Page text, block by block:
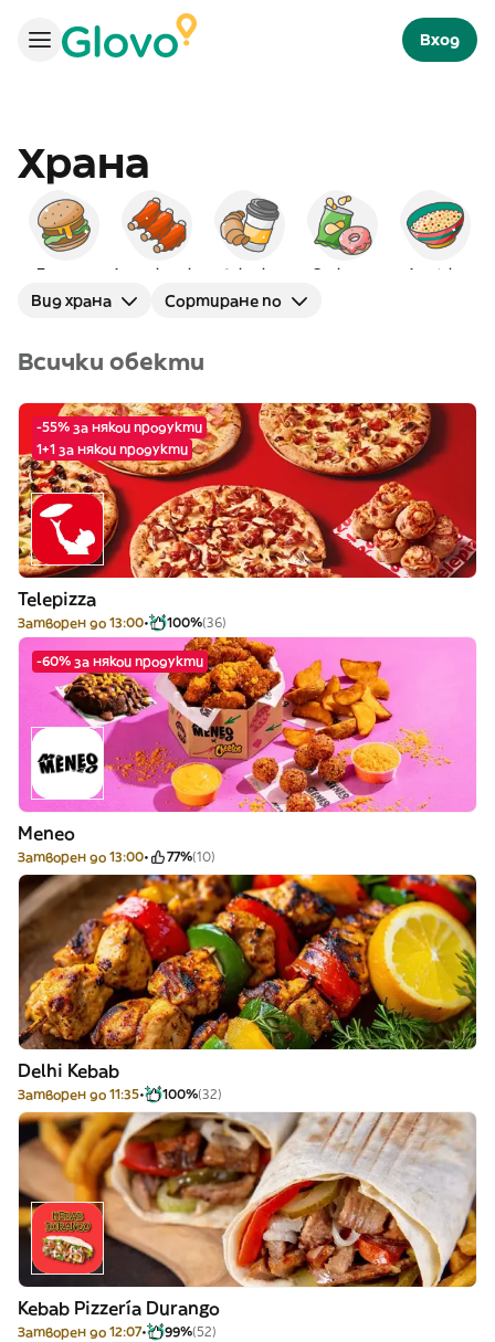
Вход
Храна
Бургери Американска Закуска Снаксове Арабска
Вид храна Сортиране по
Всички обекти
-55% за някои продукти
1+1 за някои продукти
Telepizza
Затворен до 13:00 100%(36)
-60% за някои продукти
Meneo
Затворен до 13:00 77%(10)
Delhi Kebab
Затворен до 11:35 100%(32)
Kebab Pizzería Durango
Затворен до 12:07 99%(52)